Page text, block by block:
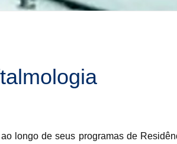
longo de seus programas de